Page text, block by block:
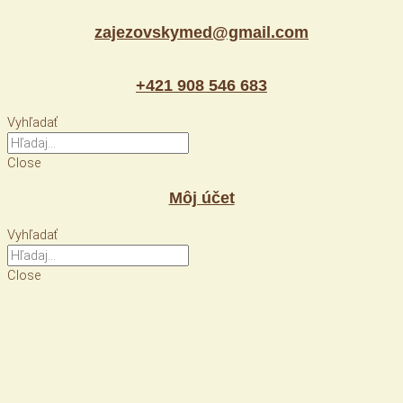
zajezovskymed@gmail.com
+421 908 546 683
Vyhľadať
Close
Môj účet
Vyhľadať
Close